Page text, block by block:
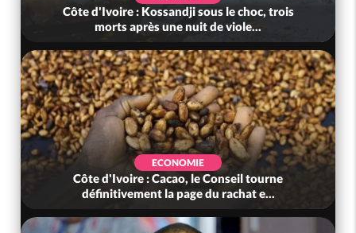
Côte d'Ivoire : Kossandji sous le choc, trois
morts après une nuit de viole...
ECONOMIE
Côte d'Ivoire : Cacao, le Conseil tourne
définitivement la page du rachat e...